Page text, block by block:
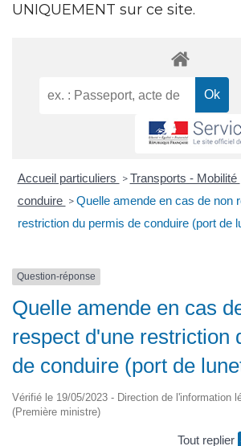
UNIQUEMENT sur ce site.
Accueil particuliers > Transports - Mobilité
conduire > Quelle amende en cas de non
restriction du permis de conduire (port de
Question-réponse
Quelle amende en cas
respect d'une restriction
de conduire (port de
Vérifié le 19/05/2023 - Direction de l'information
(Première ministre)
Tout replier